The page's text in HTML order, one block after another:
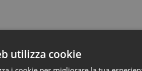
utilizza cookie